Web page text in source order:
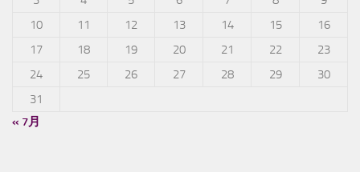
10
11 12 13 14 15
16
17
18 19 20 21 22
23
24
25 26 27 28 29
30
31
« 7月